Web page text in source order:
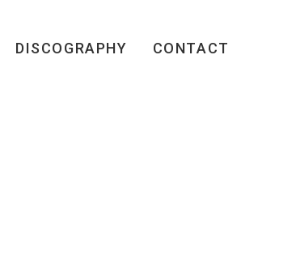
DISCOGRAPHY CONTACT